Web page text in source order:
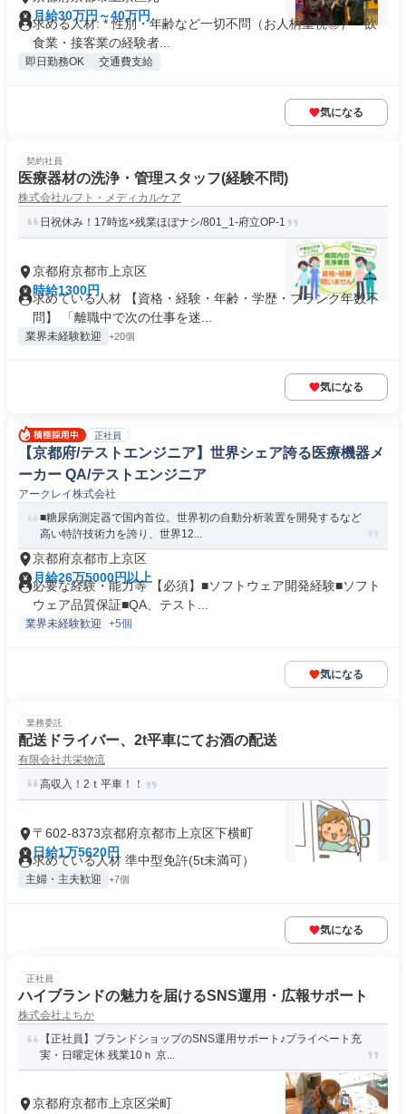
月給30万円～40万円
求める人材: * 性別・年齢など一切不問（お人柄重視◎） * 飲
食業・接客業の経験者...
即日勤務OK 交通費支給
気になる
契約社員
医療器材の洗浄・管理スタッフ(経験不問)
株式会社ルフト・メディカルケア
日祝休み！17時迄×残業ほぼナシ/801_1-府立OP-1
京都府京都市上京区
時給1300円
求めている人材 【資格・経験・年齢・学歴・ブランク年数不
問】 「離職中で次の仕事を迷...
業界未経験歓迎 +20個
気になる
正社員
【京都府/テストエンジニア】世界シェア誇る医療機器メ
ーカー QA/テストエンジニア
アークレイ株式会社
■糖尿病測定器で国内首位。世界初の自動分析装置を開発するなど
高い特許技術力を誇り、世界12...
京都府京都市上京区
月給26万5000円以上
必要な経験・能力等 【必須】■ソフトウェア開発経験■ソフト
ウェア品質保証■QA、テスト...
業界未経験歓迎 +5個
気になる
業務委託
配送ドライバー、2t平車にてお酒の配送
有限会社共栄物流
高収入！2ｔ平車！！
〒602-8373京都府京都市上京区下横町
日給1万5620円
求めている人材 準中型免許(5t未満可）
主婦・主夫歓迎 +7個
気になる
正社員
ハイブランドの魅力を届けるSNS運用・広報サポート
株式会社よちか
【正社員】ブランドショップのSNS運用サポート♪プライベート充
実・日曜定休 残業10ｈ 京...
京都府京都市上京区栄町